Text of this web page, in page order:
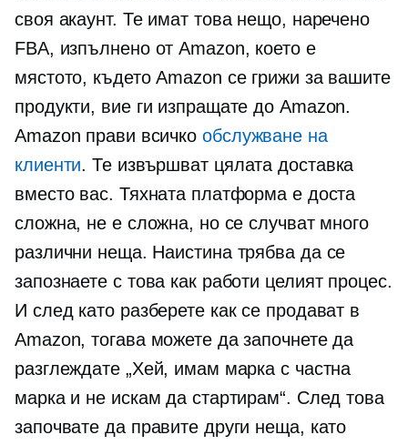
своя акаунт. Те имат това нещо, наречено
FBA, изпълнено от Amazon, което е
мястото, където Amazon се грижи за вашите
продукти, вие ги изпращате до Amazon.
Amazon прави всичкообслужване на
клиенти. Те извършват цялата доставка
вместо вас. Тяхната платформа е доста
сложна, не е сложна, но се случват много
различни неща. Наистина трябва да се
запознаете с това как работи целият процес.
И след като разберете как се продават в
Amazon, тогава можете да започнете да
разглеждате „Хей, имам марка с частна
марка и не искам да стартирам“. След това
започвате да правите други неща, като